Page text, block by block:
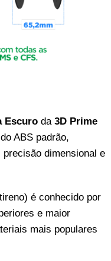
Escuro da 3D Prime
ABS padrão,
dimensional e
é conhecido por
e maior
mais populares